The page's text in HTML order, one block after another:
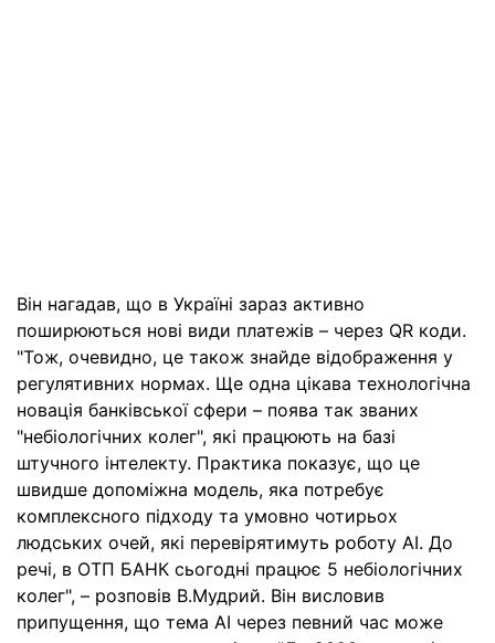
Він нагадав, що в Україні зараз активно
поширюються нові види платежів – через QR коди.
"Тож, очевидно, це також знайде відображення у
регулятивних нормах. Ще одна цікава технологічна
новація банківської сфери – поява так званих
"небіологічних колег", які працюють на базі
штучного інтелекту. Практика показує, що це
швидше допоміжна модель, яка потребує
комплексного підходу та умовно чотирьох
людських очей, які перевірятимуть роботу АІ. До
речі, в ОТП БАНК сьогодні працює 5 небіологічних
колег", – розповів В.Мудрий. Він висловив
припущення, що тема АІ через певний час може